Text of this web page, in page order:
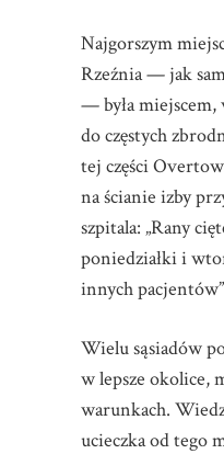
Najgorszym
Rzeźnia — jak
— była
do częstych
tej części
na ścianie izby
szpitala: „Rany
poniedziałki i
innych
Wielu sąsiadów
w lepsze okolice,
warunkach.
ucieczka od tego